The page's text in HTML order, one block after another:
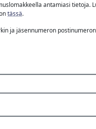
antamiasi tietoja.
tässä.
ja jäsennumeron